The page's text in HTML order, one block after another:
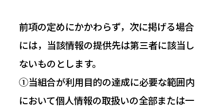
前項の定めにかかわらず，次に掲げる場合
には，当該情報の提供先は第三者に該当し
ないものとします。
①当組合が利用目的の達成に必要な範囲内
において個人情報の取扱いの全部または一